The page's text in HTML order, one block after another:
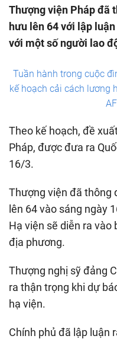
Thượng viện Pháp đã
hưu lên 64 với lập
với một số người lao
Tuần hành trong cuộc
kế hoạch cải cách lương
Theo kế hoạch, đề
Pháp, được đưa ra
16/3.
Thượng viện đã thông
lên 64 vào sáng ngày
Hạ viện sẽ diễn ra vào
địa phương.
Thượng nghị sỹ đảng
ra thận trọng khi dự
hạ viện.
Chính phủ đã lập luận